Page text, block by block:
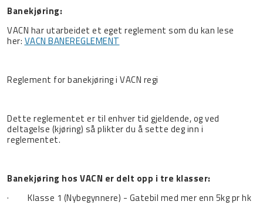
Banekjøring:
VACN har utarbeidet et eget reglement som du kan lese
her: VACN BANEREGLEMENT
Reglement for banekjøring i VACN regi
Dette reglementet er til enhver tid gjeldende, og ved
deltagelse (kjøring) så plikter du å sette deg inn i
reglementet.
Banekjøring hos VACN er delt opp i tre klasser:
· Klasse 1 (Nybegynnere) - Gatebil med mer enn 5kg pr hk